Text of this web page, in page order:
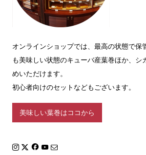
オンラインショップでは、最高の状態で保
も美味しい状態のキューバ産葉巻ほか、シ
めいただけます。
初心者向けのセットなどもございます。
美味しい葉巻はココから